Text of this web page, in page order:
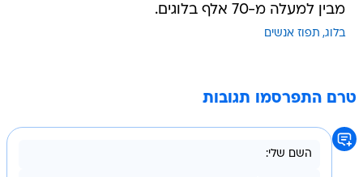
מבין למעלה מ-70 אלף בלוגים.
בלוג תפוז אנשים
טרם התפרסמו תגובות